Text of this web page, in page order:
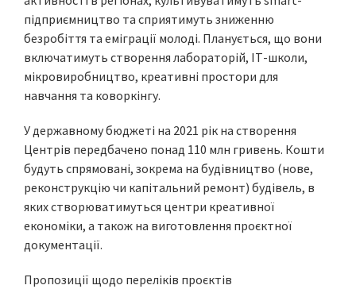
підприємництво та сприятимуть зниженню
безробіття та еміграції молоді. Планується, що вони
включатимуть створення лабораторій, ІТ-школи,
мікровиробництво, креативні простори для
навчання та коворкінгу.
У державному бюджеті на 2021 рік на створення
Центрів передбачено понад 110 млн гривень. Кошти
будуть спрямовані, зокрема на будівництво (нове,
реконструкцію чи капітальний ремонт) будівель, в
яких створюватимуться центри креативної
економіки, а також на виготовлення проєктної
документації.
Пропозиції щодо переліків проєктів